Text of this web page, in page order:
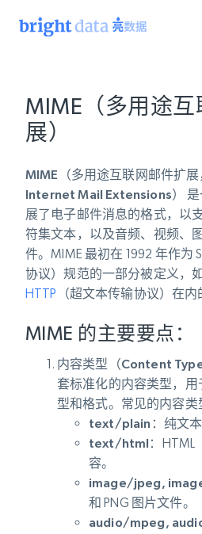
MIME（多用途
展）
MIME（多用途互联网邮件扩
Internet Mail Extensions）
展了电子邮件消息的格式，以
符集文本，以及音频、视频、
件。MIME 最初在 1992 年作为
协议）规范的一部分被定义，
HTTP （超文本传输协议）在内
MIME 的主要要点：
内容类型（Content
套标准化的内容类型，
型和格式。常见的内容类
text/plain： 纯文本
text/html： HTML
容。
image/jpeg,
和 PNG 图片文件。
audio/mpeg,